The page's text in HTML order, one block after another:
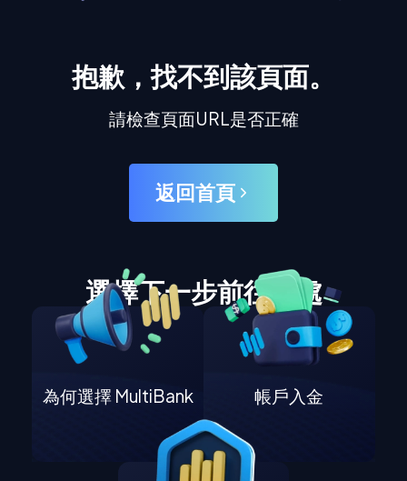
抱歉，找不到該頁面。
請檢查頁面URL是否正確
返回首頁
選擇下一步前往何處
為何選擇 MultiBank 帳戶入金